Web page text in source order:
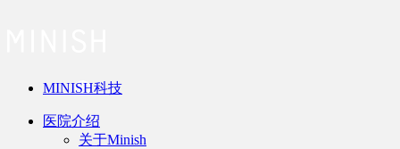
MINISH科技
医院介绍
关于Minish